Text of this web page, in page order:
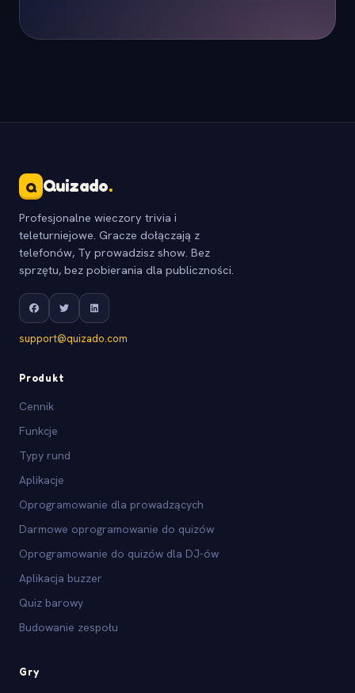
Q Quizado.
Profesjonalne wieczory trivia i
teleturniejowe. Gracze dołączają z
telefonów, Ty prowadzisz show. Bez
sprzętu, bez pobierania dla publiczności.
support@quizado.com
Produkt
Cennik
Funkcje
Typy rund
Aplikacje
Oprogramowanie dla prowadzących
Darmowe oprogramowanie do quizów
Oprogramowanie do quizów dla DJ-ów
Aplikacja buzzer
Quiz barowy
Budowanie zespołu
Gry